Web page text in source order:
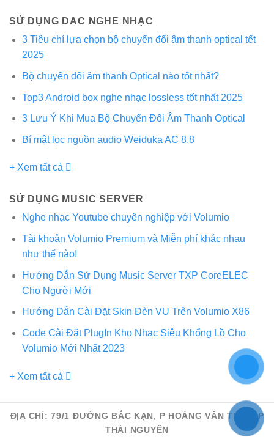
SỬ DỤNG DAC NGHE NHẠC
3 Tiêu chí lựa chọn bộ chuyển đổi âm thanh optical tết
2025
Bộ chuyển đổi âm thanh Optical nào tốt nhất?
Top3 Android box nghe nhạc lossless tốt nhất 2025
3 Lưu Ý Khi Mua Bộ Chuyển Đổi Âm Thanh Optical
Bí mật lọc nguồn audio Weiduka AC 8.8
+ Xem tất cả
SỬ DỤNG MUSIC SERVER
Nghe nhạc Youtube chuyên nghiệp với Volumio
Tài khoản Volumio Premium và Miễn phí khác nhau
như thế nào!
Hướng Dẫn Sử Dụng Music Server TXP CoreELEC
Cho Người Mới
Hướng Dẫn Cài Đặt Skin Đèn VU Trên Volumio X86
Code Cài Đặt PlugIn Kho Nhạc Siêu Khổng Lồ Cho
Volumio Mới Nhất 2023
+ Xem tất cả
ĐỊA CHỈ: 79/1 ĐƯỜNG BẮC KẠN, P HOÀNG VĂN THỤ, TP
THÁI NGUYÊN